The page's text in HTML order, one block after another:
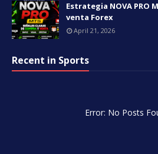
Estrategia NOVA PRO
venta Forex
April 21, 2026
Recent in Sports
Error: No Posts